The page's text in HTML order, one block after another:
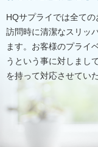
HQサプライでは全て
訪問時に清潔なスリッ
ます。お客様のプライ
うという事に対しまし
を持って対応させてい